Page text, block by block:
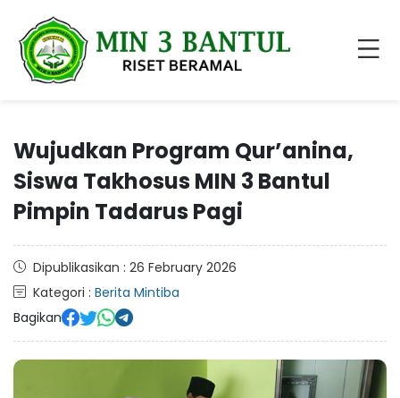
Wujudkan Program Qur’anina,
Siswa Takhosus MIN 3 Bantul
Pimpin Tadarus Pagi
Dipublikasikan : 26 February 2026
Kategori : Berita Mintiba
Bagikan